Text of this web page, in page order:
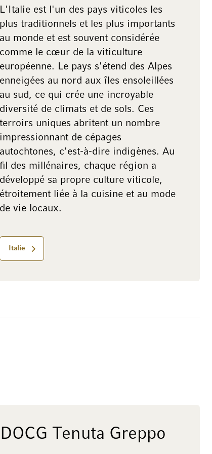
L'Italie est l'un des pays viticoles les
plus traditionnels et les plus importants
au monde et est souvent considérée
comme le cœur de la viticulture
européenne. Le pays s'étend des Alpes
enneigées au nord aux îles ensoleillées
au sud, ce qui crée une incroyable
diversité de climats et de sols. Ces
terroirs uniques abritent un nombre
impressionnant de cépages
autochtones, c'est-à-dire indigènes. Au
fil des millénaires, chaque région a
développé sa propre culture viticole,
étroitement liée à la cuisine et au mode
de vie locaux.
Italie
Tenuta Greppo